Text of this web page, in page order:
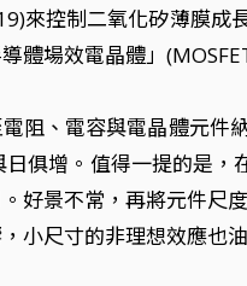
來控制二氧化矽薄膜
場效電晶體」
阻、電容與電晶體元
俱增。值得一提的是
好景不常，再將元件
尺寸的非理想效應也